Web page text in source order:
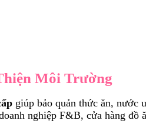
Môi Trường
giúp bảo quản thức ăn, nước
nghiệp F&B, cửa hàng đồ